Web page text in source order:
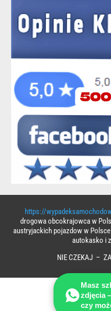
https://
drogowa obcokrajowca w
austryjackich pojazdow w
autokasko i
NIE CZEKAJ –
Masz
zdjęcia
czy